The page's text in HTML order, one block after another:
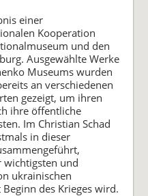
einer
Kooperation
und den
Ausgewählte Werke
Museums wurden
an verschiedenen
gezeigt, um ihren
ihre öffentliche
Im Christian Schad
in dieser
wichtigsten und
ukrainischen
des Krieges wird.